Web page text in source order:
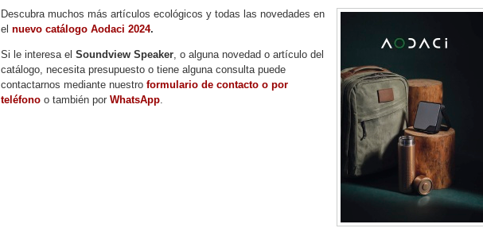
Descubra muchos más artículos ecológicos y todas las novedades en
el nuevo catálogo Aodaci 2024.
Si le interesa el Soundview Speaker , o alguna novedad o artículo del
catálogo, necesita presupuesto o tiene alguna consulta puede
contactarnos mediante nuestro formulario de contacto o por
teléfono o también por WhatsApp